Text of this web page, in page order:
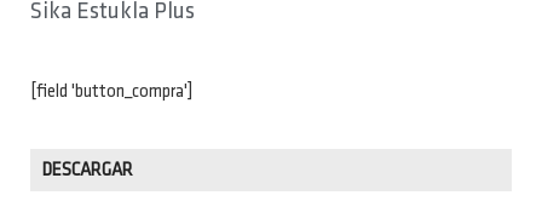
Sika Estukla Plus
[field 'button_compra']
DESCARGAR